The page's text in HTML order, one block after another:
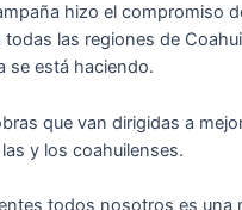
hizo el compromiso
todas las regiones de
se está haciendo.
que van dirigidas a
y los coahuilenses.
todos nosotros es una